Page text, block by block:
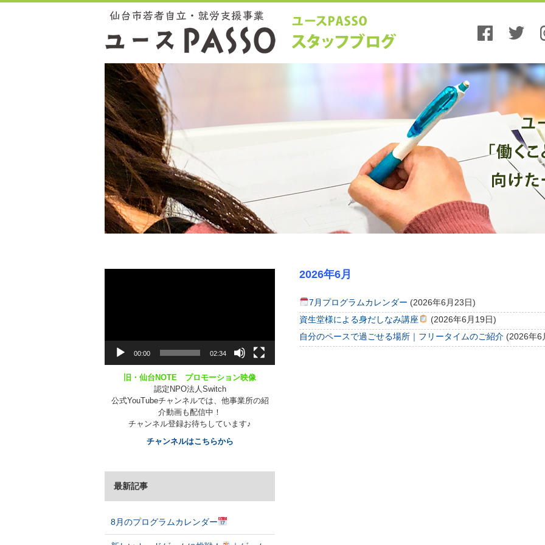
2026年6月
7月プログラムカレンダー (2026年6月23日)
資生堂様による身だしなみ講座
(2026年6月19日)
自分のペースで過ごせる場所｜フリータイムのご紹介 (2026年6
ー
00:00 02:34
旧・仙台NOTE プロモーション映像
認定NPO法人Switch
公式YouTubeチャンネルでは、他事業所の紹
介動画も配信中！
チャンネル登録お待ちしています♪
チャンネルはこちらから
最新記事
8月のプログラムカレンダー